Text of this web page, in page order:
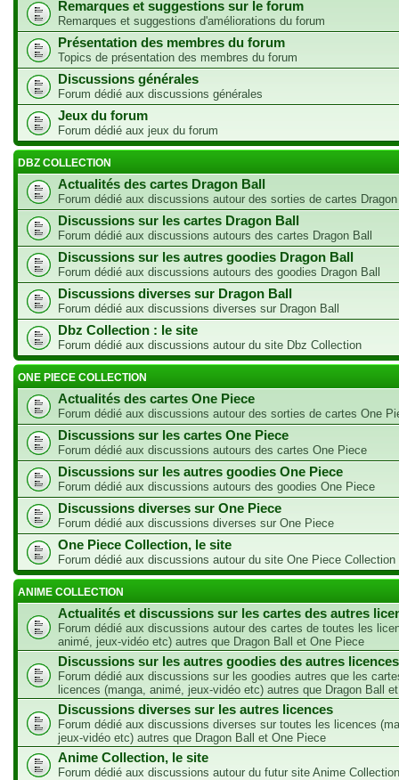
Remarques et suggestions sur le forum
Remarques et suggestions d'améliorations du forum
Présentation des membres du forum
Topics de présentation des membres du forum
Discussions générales
Forum dédié aux discussions générales
Jeux du forum
Forum dédié aux jeux du forum
DBZ COLLECTION
Actualités des cartes Dragon Ball
Forum dédié aux discussions autour des sorties de cartes
Discussions sur les cartes Dragon Ball
Forum dédié aux discussions autours des cartes Dragon Ball
Discussions sur les autres goodies Dragon Ball
Forum dédié aux discussions autours des goodies Dragon Ball
Discussions diverses sur Dragon Ball
Forum dédié aux discussions diverses sur Dragon Ball
Dbz Collection : le site
Forum dédié aux discussions autour du site Dbz Collection
ONE PIECE COLLECTION
Actualités des cartes One Piece
Forum dédié aux discussions autour des sorties de cartes One
Discussions sur les cartes One Piece
Forum dédié aux discussions autours des cartes One Piece
Discussions sur les autres goodies One Piece
Forum dédié aux discussions autours des goodies One Piece
Discussions diverses sur One Piece
Forum dédié aux discussions diverses sur One Piece
One Piece Collection, le site
Forum dédié aux discussions autour du site One Piece Collection
ANIME COLLECTION
Actualités et discussions sur les cartes des autres
Forum dédié aux discussions autour des cartes de toutes les
animé, jeux-vidéo etc) autres que Dragon Ball et One Piece
Discussions sur les autres goodies des autres licences
Forum dédié aux discussions sur les goodies autres que les
licences (manga, animé, jeux-vidéo etc) autres que Dragon Ball
Discussions diverses sur les autres licences
Forum dédié aux discussions diverses sur toutes les licences
jeux-vidéo etc) autres que Dragon Ball et One Piece
Anime Collection, le site
Forum dédié aux discussions autour du futur site Anime Collection